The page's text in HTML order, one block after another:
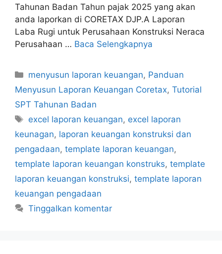
Tahunan Badan Tahun pajak 2025 yang akan
anda laporkan di CORETAX DJP.A Laporan
Laba Rugi untuk Perusahaan Konstruksi Neraca
Perusahaan … Baca Selengkapnya
Kategori
menyusun laporan keuangan, Panduan
Menyusun Laporan Keuangan Coretax, Tutorial
SPT Tahunan Badan
Tag
excel laporan keuangan, excel laporan
keunagan, laporan keuangan konstruksi dan
pengadaan, template laporan keuangan,
template laporan keuangan konstruks, template
laporan keuangan konstruksi, template laporan
keuangan pengadaan
Tinggalkan komentar